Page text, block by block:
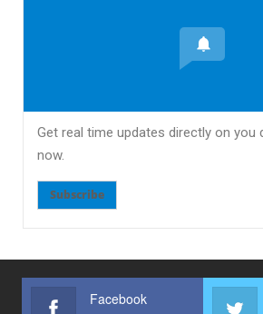
Get real time updates directly on you
now.
Subscribe
Facebook